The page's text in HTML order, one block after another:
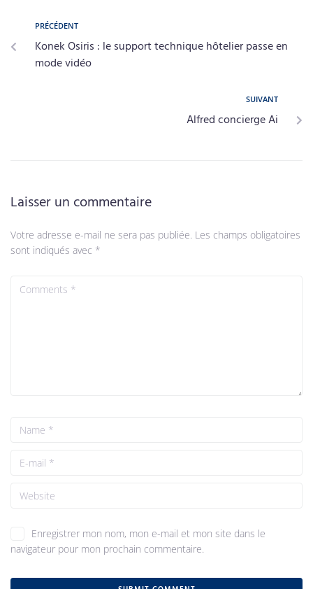
PRÉCÉDENT
Konek Osiris : le support technique hôtelier passe en
mode vidéo
SUIVANT
Alfred concierge Ai
Laisser un commentaire
Votre adresse e-mail ne sera pas publiée. Les champs obligatoires
sont indiqués avec *
Enregistrer mon nom, mon e-mail et mon site dans le
navigateur pour mon prochain commentaire.